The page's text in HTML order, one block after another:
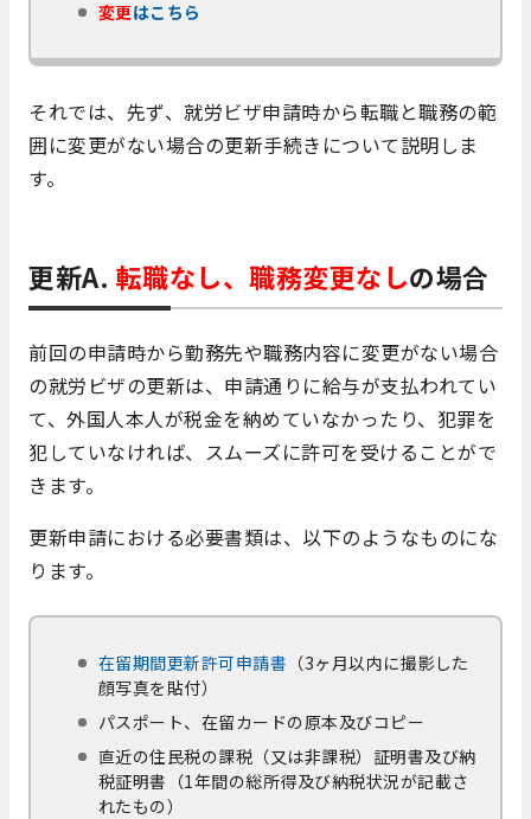
変更はこちら
それでは、先ず、就労ビザ申請時から転職と職務の範
囲に変更がない場合の更新手続きについて説明しま
す。
更新A. 転職なし、職務変更なしの場合
前回の申請時から勤務先や職務内容に変更がない場合
の就労ビザの更新は、申請通りに給与が支払われてい
て、外国人本人が税金を納めていなかったり、犯罪を
犯していなければ、スムーズに許可を受けることがで
きます。
更新申請における必要書類は、以下のようなものにな
ります。
在留期間更新許可申請書 （3ヶ月以内に撮影した
顔写真を貼付）
パスポート、在留カードの原本及びコピー
直近の住民税の課税（又は非課税）証明書及び納
税証明書（1年間の総所得及び納税状況が記載さ
れたもの）